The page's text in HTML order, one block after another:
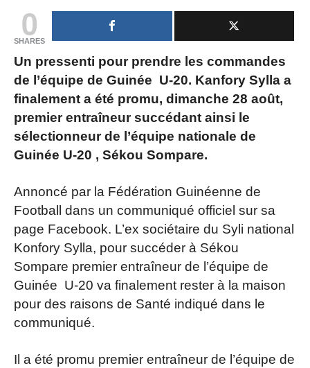
0
SHARES
Un pressenti pour prendre les commandes
de l’équipe de Guinée U-20. Kanfory Sylla a
finalement a été promu, dimanche 28 août,
premier entraîneur succédant ainsi le
sélectionneur de l’équipe nationale de
Guinée U-20 , Sékou Sompare.
Annoncé par la Fédération Guinéenne de
Football dans un communiqué officiel sur sa
page Facebook. L’ex sociétaire du Syli national
Konfory Sylla, pour succéder à Sékou
Sompare premier entraîneur de l’équipe de
Guinée U-20 va finalement rester à la maison
pour des raisons de Santé indiqué dans le
communiqué.
Il a été promu premier entraîneur de l’équipe de